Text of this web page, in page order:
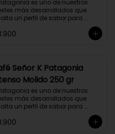
resaltan notas canela,
negro y lima, esto le
una puntuación de 83,75. Si
descansar de la cafeína,
es una exquisita alternativa
es uno de nuestros
más desarrollados que
un perfil de sabor para
único y con exquisito
intencionalmente
resaltar la intensidad y
una gran sinergia si se
leche. Se trata de un Blend
un rico sabor achocolatado.
Señor K Patagonia
Molido 250 gr
es uno de nuestros
más desarrollados que
un perfil de sabor para
único y con exquisito